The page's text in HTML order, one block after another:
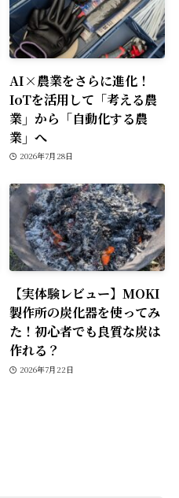
AI×農業をさらに進化！
IoTを活用して「考える農
業」から「自動化する農
業」へ
2026年7月28日
【実体験レビュー】MOKI
製作所の炭化器を使ってみ
た！初心者でも良質な炭は
作れる？
2026年7月22日